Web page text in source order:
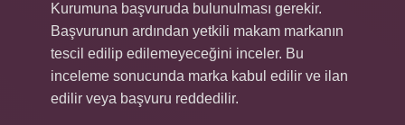
Kurumuna başvuruda bulunulması gerekir.
Başvurunun ardından yetkili makam markanın
tescil edilip edilemeyeceğini inceler. Bu
inceleme sonucunda marka kabul edilir ve ilan
edilir veya başvuru reddedilir.